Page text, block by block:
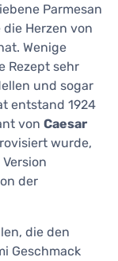
Parmesan
Herzen von
Wenige
Rezept sehr
und sogar
entstand 1924
von Caesar
wurde,
der
die den
Geschmack